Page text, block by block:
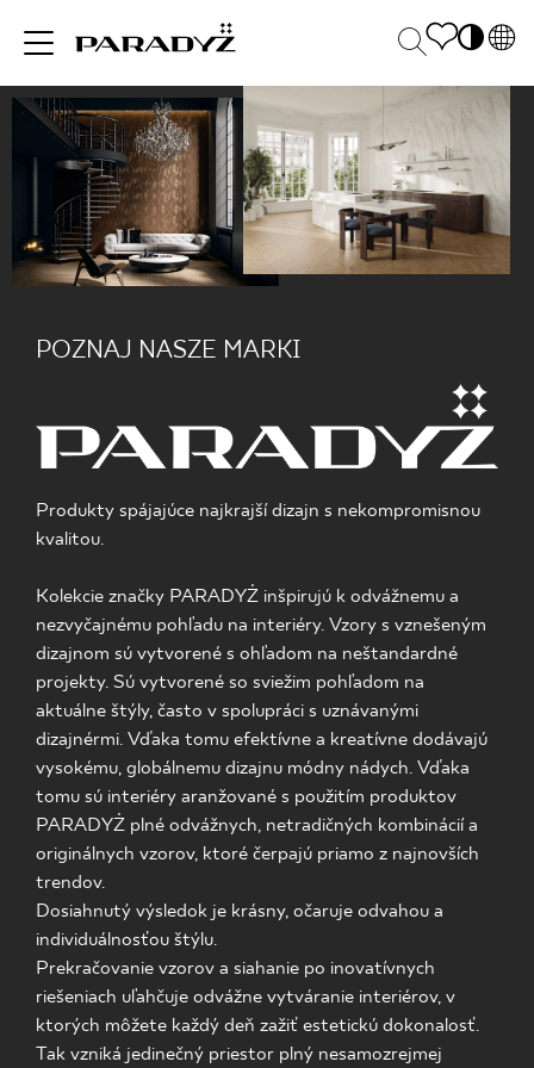
EN
DE
UK
INŠPIRUJTE SA
PRODUKTY
KOLEKCIE
PRE BIZNIS
O NÁS
MÔJ PROFIL
KONTAKT
PL EN SK DE UK RU
POZNAJ NASZE MARKI
Produkty spájajúce najkrajší dizajn s nekompromisnou
kvalitou.
Kolekcie značky PARADYŻ inšpirujú k odvážnemu a
nezvyčajnému pohľadu na interiéry. Vzory s vznešeným
dizajnom sú vytvorené s ohľadom na neštandardné
projekty. Sú vytvorené so sviežim pohľadom na
aktuálne štýly, často v spolupráci s uznávanými
dizajnérmi. Vďaka tomu efektívne a kreatívne dodávajú
vysokému, globálnemu dizajnu módny nádych. Vďaka
tomu sú interiéry aranžované s použitím produktov
PARADYŻ plné odvážnych, netradičných kombinácií a
originálnych vzorov, ktoré čerpajú priamo z najnovších
trendov.
Dosiahnutý výsledok je krásny, očaruje odvahou a
individuálnosťou štýlu.
Prekračovanie vzorov a siahanie po inovatívnych
riešeniach uľahčuje odvážne vytváranie interiérov, v
ktorých môžete každý deň zažiť estetickú dokonalosť.
Tak vzniká jedinečný priestor plný nesamozrejmej